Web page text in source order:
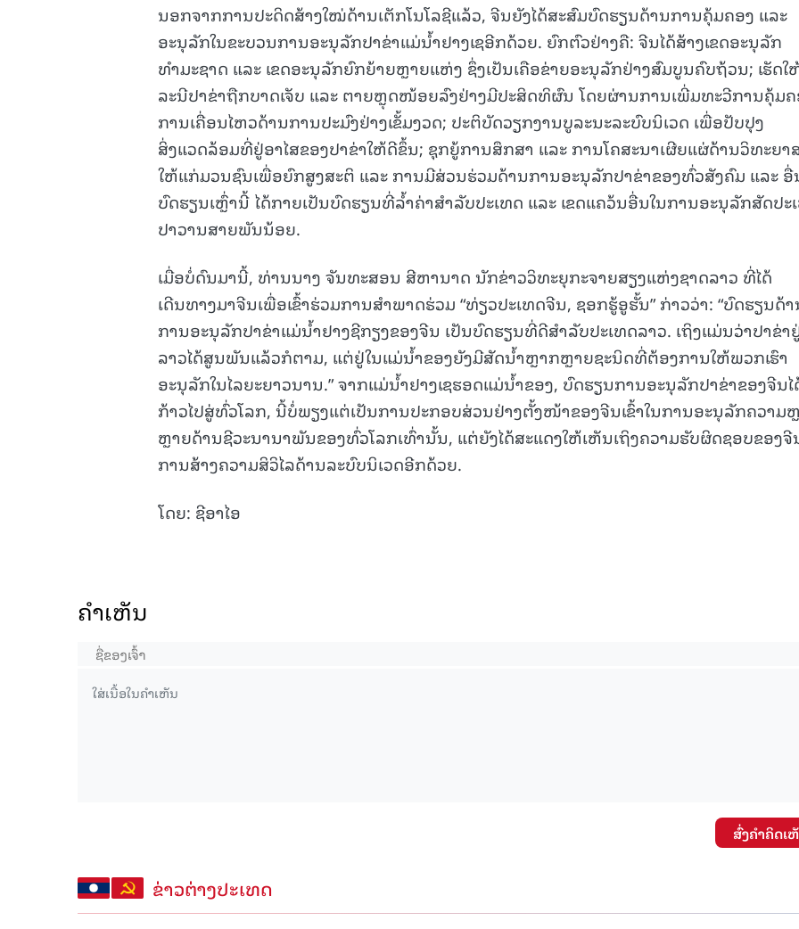
ນອກຈາກການປະດິດສ້າງໃໝ່ດ້ານເຕັກໂນໂລຊີແລ້ວ, ຈີນຍັງໄດ້ສະສົມບົດຮຽນດ້ານການຄຸ້ມຄອງ ແລະ
ອະນຸລັກໃນຂະບວນການອະນຸລັກປາຂ່າແມ່ນ້ຳຢາງເຊອີກດ້ວຍ. ຍົກຕົວຢ່າງຄື: ຈີນໄດ້ສ້າງເຂດອະນຸລັກ
ທຳມະຊາດ ແລະ ເຂດອະນຸລັກຍົກຍ້າຍຫຼາຍແຫ່ງ ຊຶ່ງເປັນເຄືອຂ່າຍອະນຸລັກຢ່າງສົມບູນຄົບຖ້ວນ; ເຮັດໃ
ລະນີປາຂ່າຖືກບາດເຈັບ ແລະ ຕາຍຫຼຸດໜ້ອຍລົງຢ່າງມີປະສິດທິຜົນ ໂດຍຜ່ານການເພີ່ມທະວີການຄຸ້ມ
ການເຄື່ອນໄຫວດ້ານການປະມົງຢ່າງເຂັ້ມງວດ; ປະຕິບັດວຽກງານບູລະນະລະບົບນິເວດ ເພື່ອປັບປຸງ
ສິ່ງແວດລ້ອມທີ່ຢູ່ອາໄສຂອງປາຂ່າໃຫ້ດີຂຶ້ນ; ຊຸກຍູ້ການສຶກສາ ແລະ ການໂຄສະນາເຜີຍແຜ່ດ້ານວິທະຍາ
ໃຫ້ແກ່ມວນຊົນເພື່ອຍົກສູງສະຕິ ແລະ ການມີສ່ວນຮ່ວມດ້ານການອະນຸລັກປາຂ່າຂອງທົ່ວສັງຄົມ ແລະ ອື່
ບົດຮຽນເຫຼົ່ານີ້ ໄດ້ກາຍເປັນບົດຮຽນທີ່ລ້ຳຄ່າສໍາລັບປະເທດ ແລະ ເຂດແຄວ້ນອື່ນໃນການອະນຸລັກສັດປະ
ປາວານສາຍພັນນ້ອຍ.
ເມື່ອບໍ່ດົນມານີ້, ທ່ານນາງ ຈັນທະສອນ ສີຫານາດ ນັກຂ່າວວິທະຍຸກະຈາຍສຽງແຫ່ງຊາດລາວ ທີ່ໄດ້
ເດີນທາງມາຈີນເພື່ອເຂົ້າຮ່ວມການສຳພາດຮ່ວມ “ທ່ຽວປະເທດຈີນ, ຊອກຮູ້ອູຮັ້ນ” ກ່າວວ່າ: “ບົດຮຽນດ້
ການອະນຸລັກປາຂ່າແມ່ນ້ຳຢາງຊີກຽງຂອງຈີນ ເປັນບົດຮຽນທີ່ດີສຳລັບປະເທດລາວ. ເຖິງແມ່ນວ່າປາຂ່າ
ລາວໄດ້ສູນພັນແລ້ວກໍຕາມ, ແຕ່ຢູ່ໃນແມ່ນ້ຳຂອງຍັງມີສັດນ້ຳຫຼາກຫຼາຍຊະນິດທີ່ຕ້ອງການໃຫ້ພວກເຮົາ
ອະນຸລັກໃນໄລຍະຍາວນານ.” ຈາກແມ່ນ້ຳຢາງເຊຮອດແມ່ນ້ຳຂອງ, ບົດຮຽນການອະນຸລັກປາຂ່າຂອງຈີນໄ
ກ້າວໄປສູ່ທົ່ວໂລກ, ນີ້ບໍ່ພຽງແຕ່ເປັນການປະກອບສ່ວນຢ່າງຕັ້ງໜ້າຂອງຈີນເຂົ້າໃນການອະນຸລັກຄວາມ
ຫຼາຍດ້ານຊີວະນານາພັນຂອງທົ່ວໂລກເທົ່ານັ້ນ, ແຕ່ຍັງໄດ້ສະແດງໃຫ້ເຫັນເຖິງຄວາມຮັບຜິດຊອບຂອງຈີ
ການສ້າງຄວາມສິວິໄລດ້ານລະບົບນິເວດອີກດ້ວຍ.
ໂດຍ: ຊີອາໄອ
ຄໍາເຫັນ
ສົ່ງຄໍາຄິດເ
ຂ່າວຕ່າງປະເທດ